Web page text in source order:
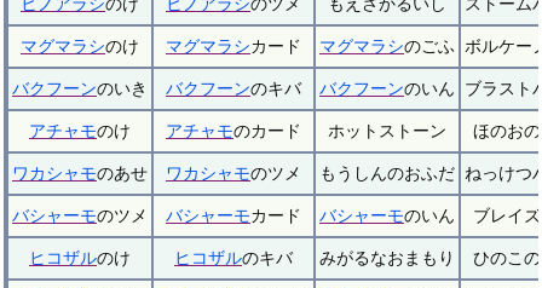
マグマラシのけ マグマラシカード マグマラシのごふ ボルケー
バクフーンのいき バクフーンのキバ バクフーンのいん ブラスト
アチャモのけ アチャモのカード ホットストーン ほのお
ワカシャモのあせ ワカシャモのツメ もうしんのおふだ ねっけつ
バシャーモのツメ バシャーモカード バシャーモのいん ブレイ
ヒコザルのけ ヒコザルのキバ みがるなおまもり ひのこ